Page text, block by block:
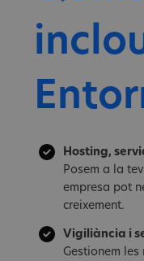
Hosting,
Posem a la
empresa pot
creixement.
Vigiliància i
Gestionem